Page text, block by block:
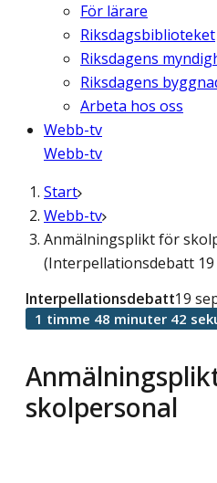
För lärare
Riksdagsbiblioteket
Riksdagens
Riksdagens
Arbeta hos oss
Webb-tv
Webb-tv
Start
Webb-tv
Anmälningsplikt för
(Interpellationsdebatt 19
skolpersonal
Interpellationsdebatt19
1 timme 48 minuter 42